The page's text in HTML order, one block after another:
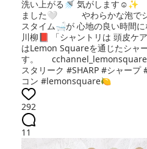
洗い上がる🚿 気がします☺️✨
ました🤍 やわらかな泡でシ
スタイム🛁が 心地の良い時
川柳📕 「シャントリは 頭皮ケ
はLemon Squareを通じたシャ
す。
スタリーク #SHARP #シャープ
コン #lemonsquare🍋
292
11